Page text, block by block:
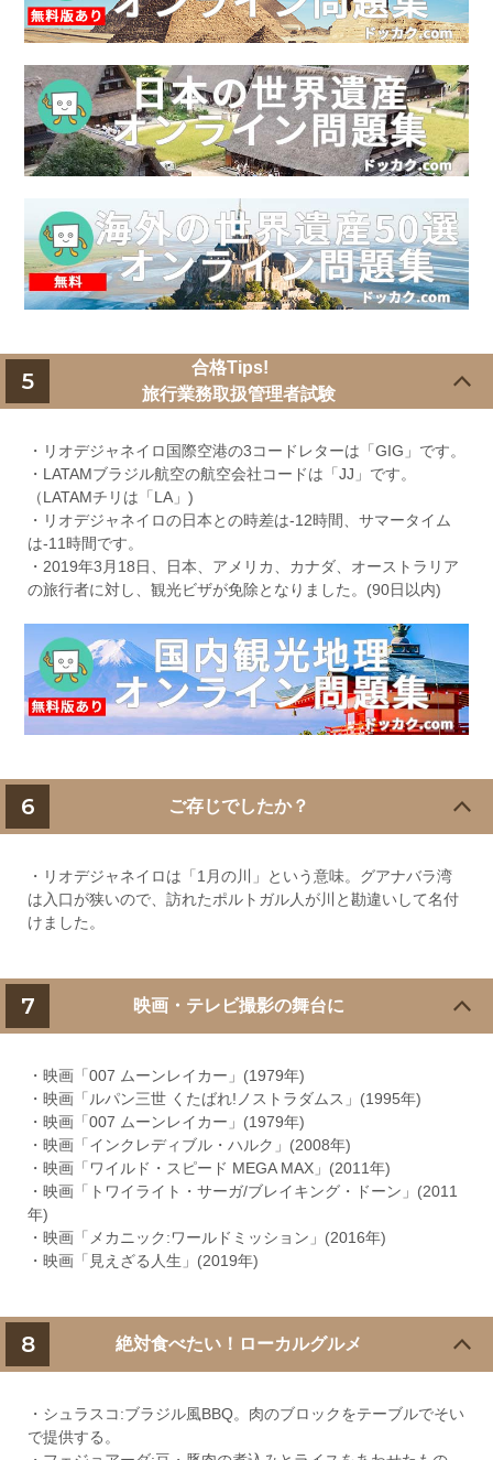
5
合格Tips!
旅行業務取扱管理者試験
・リオデジャネイロ国際空港の3コードレターは「GIG」です。
・LATAMブラジル航空の航空会社コードは「JJ」です。
（LATAMチリは「LA」)
・リオデジャネイロの日本との時差は-12時間、サマータイム
は-11時間です。
・2019年3月18日、日本、アメリカ、カナダ、オーストラリア
の旅行者に対し、観光ビザが免除となりました。(90日以内)
6 ご存じでしたか？
・リオデジャネイロは「1月の川」という意味。グアナバラ湾
は入口が狭いので、訪れたポルトガル人が川と勘違いして名付
けました。
7 映画・テレビ撮影の舞台に
・映画「007 ムーンレイカー」(1979年)
・映画「ルパン三世 くたばれ!ノストラダムス」(1995年)
・映画「007 ムーンレイカー」(1979年)
・映画「インクレディブル・ハルク」(2008年)
・映画「ワイルド・スピード MEGA MAX」(2011年)
・映画「トワイライト・サーガ/ブレイキング・ドーン」(2011
年)
・映画「メカニック:ワールドミッション」(2016年)
・映画「見えざる人生」(2019年)
8 絶対食べたい！ローカルグルメ
・シュラスコ:ブラジル風BBQ。肉のブロックをテーブルでそい
で提供する。